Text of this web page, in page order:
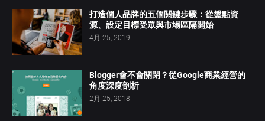
打造個人品牌的五個關鍵步驟：從盤點資
源、設定目標受眾與市場區隔開始
4月 25, 2019
Blogger會不會關閉？從Google商業經營的
角度深度剖析
2月 25, 2018